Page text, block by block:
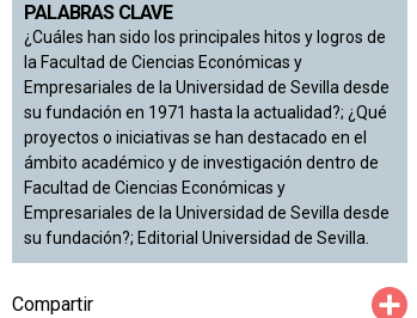
PALABRAS CLAVE
¿Cuáles han sido los principales hitos y logros de
la Facultad de Ciencias Económicas y
Empresariales de la Universidad de Sevilla desde
su fundación en 1971 hasta la actualidad?; ¿Qué
proyectos o iniciativas se han destacado en el
ámbito académico y de investigación dentro de
Facultad de Ciencias Económicas y
Empresariales de la Universidad de Sevilla desde
su fundación?; Editorial Universidad de Sevilla.
Compartir